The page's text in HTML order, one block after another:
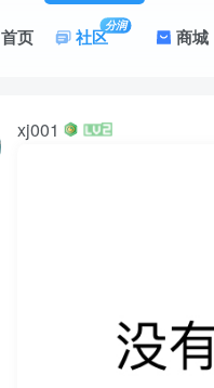
首页 社区分润 商城
xj001